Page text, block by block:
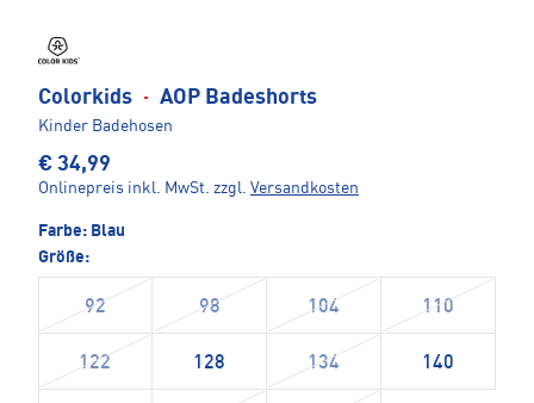
Colorkids · AOP Badeshorts
Kinder Badehosen
€ 34,99
Onlinepreis inkl. MwSt. zzgl. Versandkosten
Farbe: Blau
Größe:
92 98 104 110
122 128 134 140